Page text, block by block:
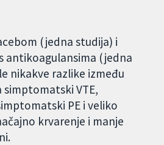
(jedna studija) i
antikoagulansima (jedna
nikakve razlike između
simptomatski VTE,
PE i veliko
krvarenje i manje